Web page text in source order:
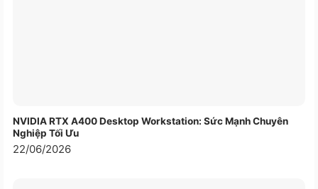
NVIDIA RTX A400 Desktop Workstation: Sức Mạnh Chuyên
Nghiệp Tối Ưu
22/06/2026